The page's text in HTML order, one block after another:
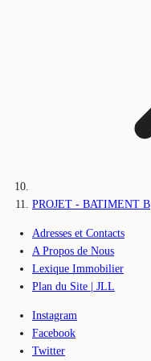
PROJET - BATIMENT B
Adresses et Contacts
A Propos de Nous
Lexique Immobilier
Plan du Site | JLL
Instagram
Facebook
Twitter